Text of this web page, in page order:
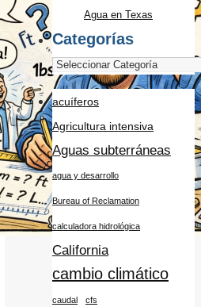
Agua en Texas
Categorías
acuíferos
Agricultura intensiva
Aguas subterráneas
agua y desarrollo
Bureau of Reclamation
calculadora hidrológica
California
cambio climático
caudal cfs